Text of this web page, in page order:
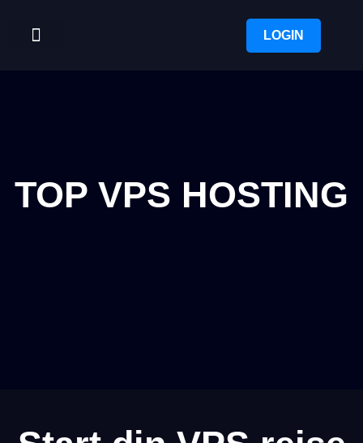
LOGIN
TOP VPS HOSTING